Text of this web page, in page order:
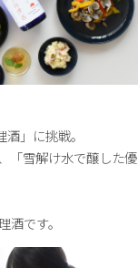
」に挑戦。
「雪解け水で醸した優
です。